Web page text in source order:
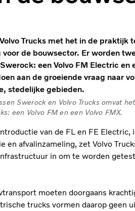
Trucks met het in de praktijk
de bouwsector. Er worden
een Volvo FM Electric en
aan de groeiende vraag naar
stedelijke gebieden.
Swerock en Volvo Trucks omvat
een Volvo FM en een Volvo FMX.
van de FL en FE
en afvalinzameling, zet Volvo
in om te worden
moeten doorgaans
trucks vormen daarop geen